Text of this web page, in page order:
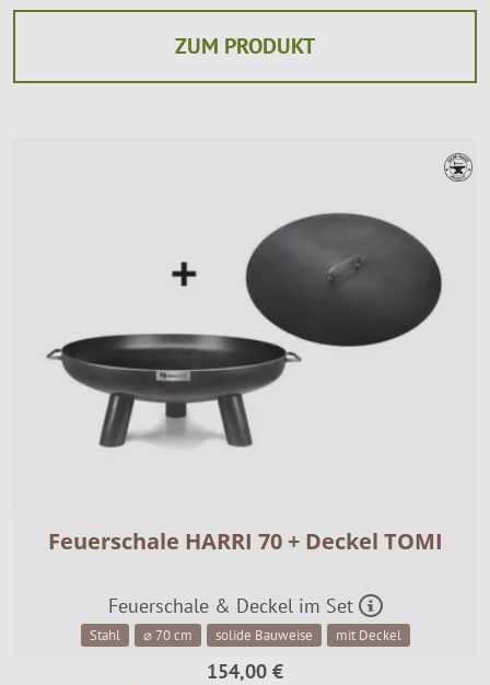
ZUM PRODUKT
Feuerschale HARRI 70 + Deckel TOMI
Feuerschale & Deckel im Set
Stahl ⌀ 70 cm solide Bauweise mit Deckel
154,00 €